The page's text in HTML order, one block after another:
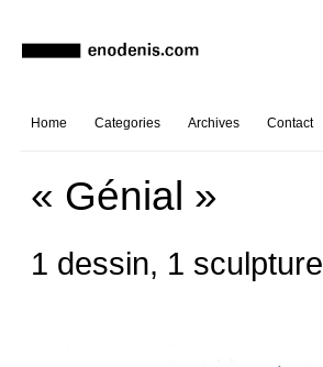
Home Categories Archives Contact
« Génial »
1 dessin, 1 sculpture